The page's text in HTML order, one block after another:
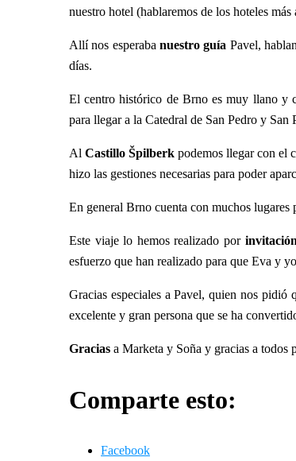
nuestro hotel (hablaremos de los hoteles más
Allí nos esperaba nuestro guía Pavel,
días.
El centro histórico de Brno es muy llano y
para llegar a la Catedral de San Pedro y San
AlCastillo Špilberk podemos llegar con el
hizo las gestiones necesarias para poder
En general Brno cuenta con muchos lugares
Este viaje lo hemos realizado por invitación
esfuerzo que han realizado para que Eva y
Gracias especiales a Pavel, quien nos
excelente y gran persona que se ha
Gracias a Marketa y Soña y gracias a todos
Comparte esto:
Facebook